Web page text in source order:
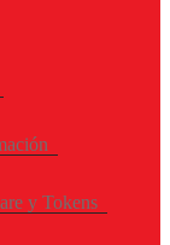
y Tokens